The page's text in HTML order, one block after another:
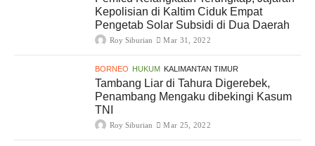
Kepolisian di Kaltim Ciduk Empat
Pengetab Solar Subsidi di Dua Daerah
Roy Siburian Mar 31, 2022
BORNEO HUKUM KALIMANTAN TIMUR
Tambang Liar di Tahura Digerebek,
Penambang Mengaku dibekingi Kasum
TNI
Roy Siburian Mar 25, 2022